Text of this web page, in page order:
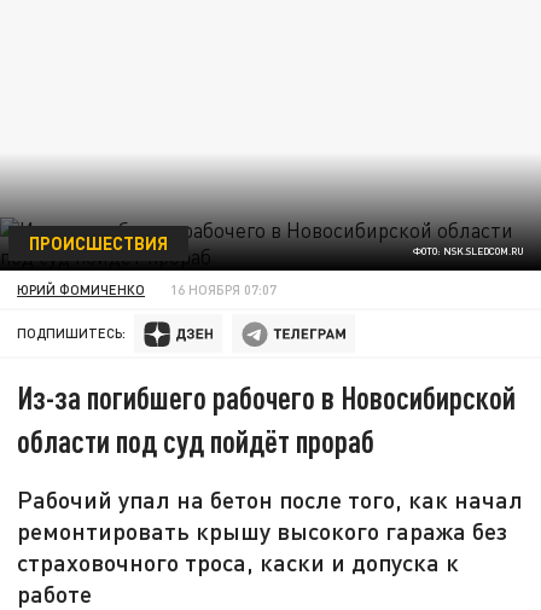
ФОТО: NSK.SLEDCOM.RU
ПРОИСШЕСТВИЯ
ЮРИЙ ФОМИЧЕНКО 16 НОЯБРЯ 07:07
ПОДПИШИТЕСЬ:
Из-за погибшего рабочего в Новосибирской
области под суд пойдёт прораб
Рабочий упал на бетон после того, как начал
ремонтировать крышу высокого гаража без
страховочного троса, каски и допуска к
работе